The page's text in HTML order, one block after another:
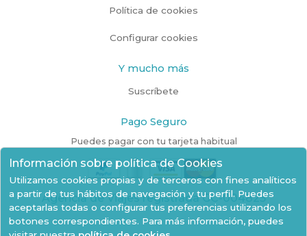
Información sobre política de Cookies
Utilizamos cookies propias y de terceros con fines analíticos
a partir de tus hábitos de navegación y tu perfil. Puedes
aceptarlas todas o configurar tus preferencias utilizando los
botones correspondientes. Para más información, puedes
Política de cookies
Configurar cookies
Y mucho más
Suscríbete
Pago Seguro
Puedes pagar con tu tarjeta habitual
Agencia de Viajes registrada GC-004825